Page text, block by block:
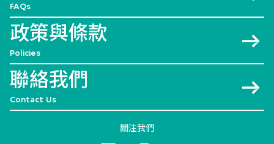
FAQs
政策與條款
Policies
聯絡我們
Contact Us
關注我們